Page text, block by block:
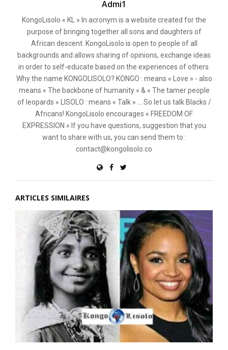
Admi1
KongoLisolo « KL » In acronym is a website created for the
purpose of bringing together all sons and daughters of
African descent. KongoLisolo is open to people of all
backgrounds and allows sharing of opinions, exchange ideas
in order to self-educate based on the experiences of others.
Why the name KONGOLISOLO? KONGO : means « Love » - also
means « The backbone of humanity » & « The tamer people
of leopards » LISOLO : means « Talk » ... So let us talk Blacks /
Africans! KongoLisolo encourages « FREEDOM OF
EXPRESSION » If you have questions, suggestion that you
want to share with us, you can send them to :
contact@kongolisolo.co
ARTICLES SIMILAIRES